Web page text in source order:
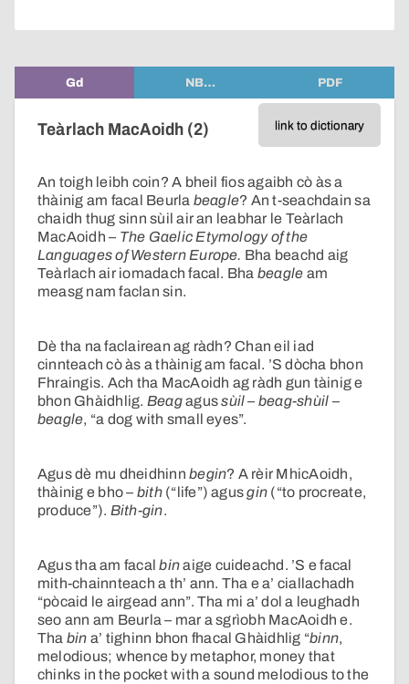
Gd NB… PDF
link to dictionary
Teàrlach MacAoidh (2)
An toigh leibh coin? A bheil fios agaibh cò às a
thàinig am facal Beurla beagle? An t-seachdain sa
chaidh thug sinn sùil air an leabhar le Teàrlach
MacAoidh – The Gaelic Etymology of the
Languages of Western Europe. Bha beachd aig
Teàrlach air iomadach facal. Bha beagle am
measg nam faclan sin.
Dè tha na faclairean ag ràdh? Chan eil iad
cinnteach cò às a thàinig am facal. ’S dòcha bhon
Fhraingis. Ach tha MacAoidh ag ràdh gun tàinig e
bhon Ghàidhlig. Beagagussùil– beag-shùil –
beagle, “a dog with small eyes”.
Agus dè mu dheidhinnbegin? A rèir MhicAoidh,
thàinig e bho– bith(“life”) agusgin (“to procreate,
produce”). Bith-gin.
Agus tha am facalbinaige cuideachd. ’S e facal
mith-chainnteach a th’ ann. Tha e a’ ciallachadh
“pòcaid le airgead ann”. Tha mi a’ dol a leughadh
seo ann am Beurla – mar a sgrìobh MacAoidh e.
Tha bin a’ tighinn bhon fhacal Ghàidhlig “binn,
melodious; whence by metaphor, money that
chinks in the pocket with a sound melodious to the